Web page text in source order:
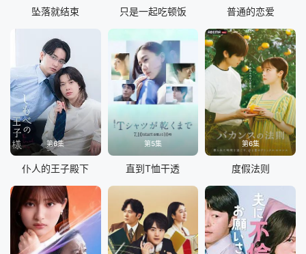
坠落就结束 只是一起吃顿饭 普通的恋爱
第6集
仆人的王子殿下
第5集
直到T恤干透
第6集
度假法则